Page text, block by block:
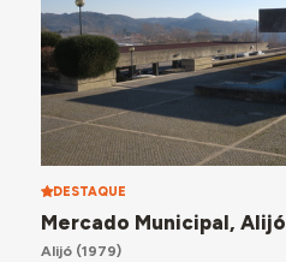
DESTAQUE
Mercado Municipal, Alijó
Alijó(1979)